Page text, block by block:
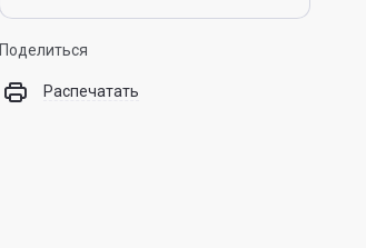
Поделиться
Распечатать